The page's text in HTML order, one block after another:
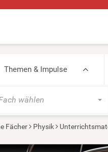
Themen & Impulse
wählen
Fächer Physik